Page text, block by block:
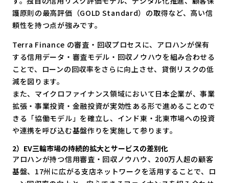
護原則の最高評価（GOLD Standard）の取得など、高い信
頼性を持つ点が強みです。
Terra Finance の審査・回収プロセスに、アロハンが保有
する信用データ・審査モデル・回収ノウハウを組み合わせる
ことで、ローンの回収率をさらに向上させ、貸倒リスクの低
減を図ります。
また、マイクロファイナンス領域において日本企業が、事業
拡張・事業投資・金融投資が実効性ある形で進めることので
きる「協働モデル」を確立し、インド東・北東市場への投資
や連携を呼び込む基盤作りを実施して参ります。
2）EV三輪市場の持続的拡大とサービスの差別化
アロハンが持つ信用審査・回収ノウハウ、200万人超の顧客
基盤、17州に広がる支店ネットワークを活用することで、ロ